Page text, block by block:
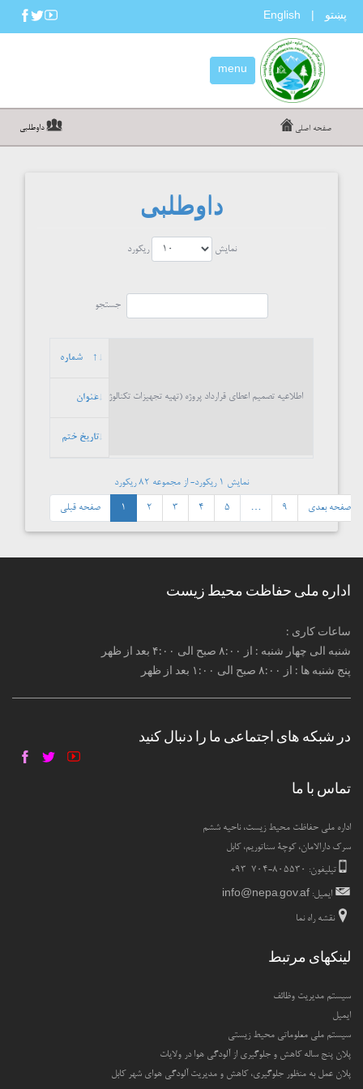
English پښتو
menu
داوطلبی صفحه اصلی
داوطلبی
نمایش ریکورد
جستجو
شماره
عنوان
تاریخ ختم
اطلاعیه تصمیم اعطای قرارداد پروژه (تهیه تجهیزات تکنالوژیکی دفتر مرکزی و واحد های
نمایش 1 ریکورد- از مجموعه 82 ریکورد
صفحه قبلی 1 2 3 4 5 … 9 صفحه بعدی
اداره ملی حفاظت محیط زیست
: ساعات کاری
شنبه الی چهار شنبه : از ۸:۰۰ صبح الی ۴:۰۰ بعد از ظهر
پنج شنبه ها : از ۸:۰۰ صبح الی ۱:۰۰ بعد از ظهر
در شبکه های اجتماعی ما را دنبال کنید
تماس با ما
اداره ملی حفاظت محیط زیست، ناحیه ششم
سرک دارالامان، کوچۀ سناتوریم، کابل
تیلیفون: ۸۰۵۵۳۰-۷۰۴ ۹۳+
ایمیل:
نقشه راه نما
لینکهای مرتبط
سیستم مدیریت وظائف
ایمیل
سیستم ملی معلوماتی محیط زیستی
پلان پنج ساله کاهش و جلوگیری از آلودگی هوا در ولایات
پلان عمل به منظور جلوگیری، کاهش و مدیریت آلودگی هوای شهر کابل